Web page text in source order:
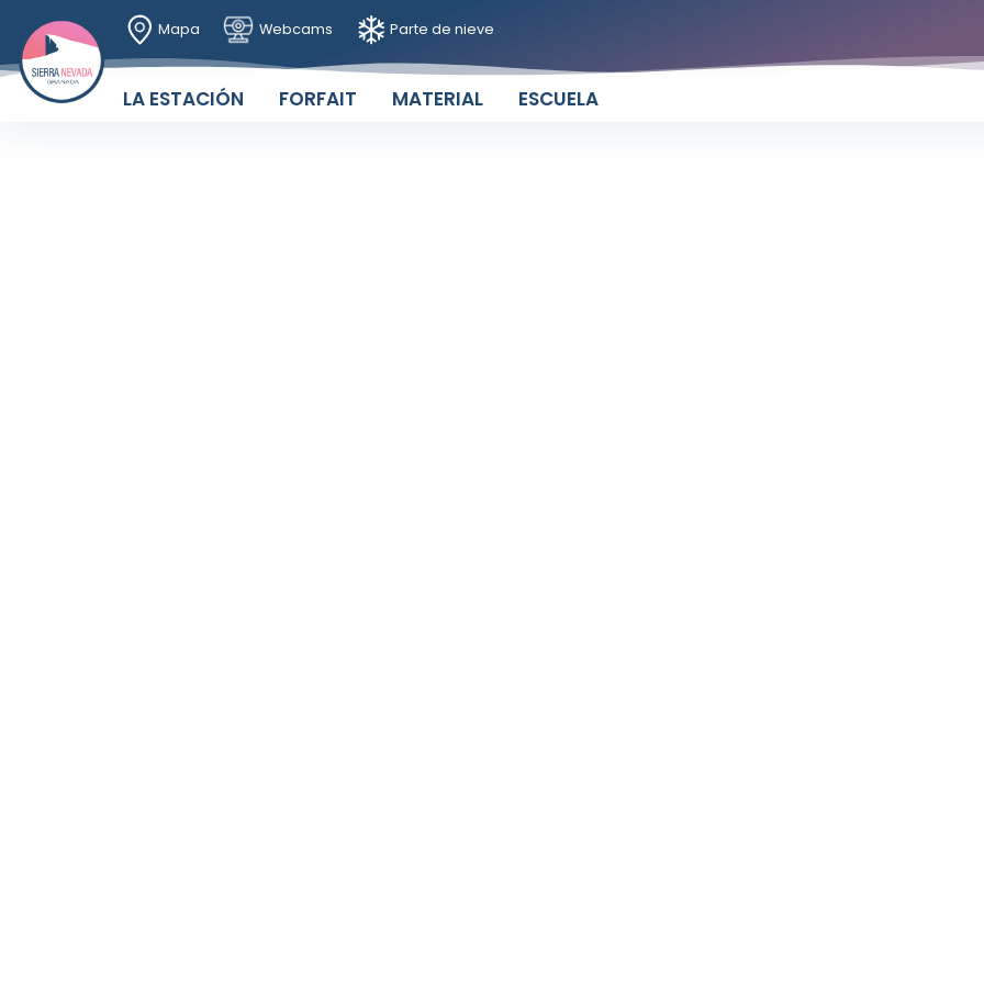
Mapa Webcams Parte de nieve
LA ESTACIÓN FORFAIT MATERIAL ESCUELA